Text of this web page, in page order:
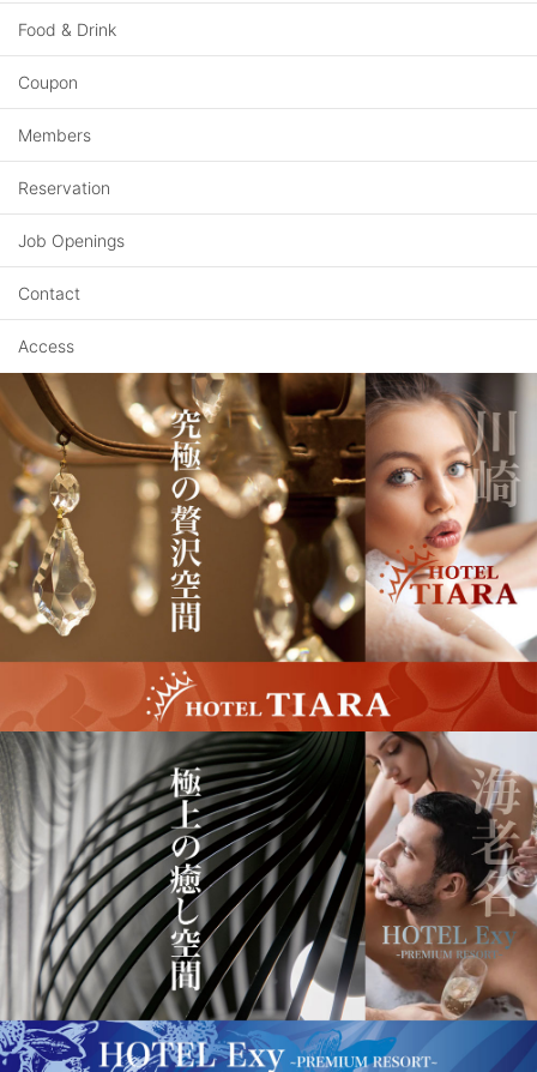
Food & Drink
Coupon
Members
Reservation
Job Openings
Contact
Access